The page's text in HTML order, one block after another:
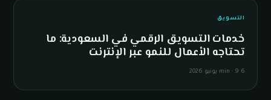
S
التسويق
خدمات التسويق الرقمي في السعودية: ما
تحتاجه الأعمال للنمو عبر الإنترنت
6 min
· 9 يونيو 2026